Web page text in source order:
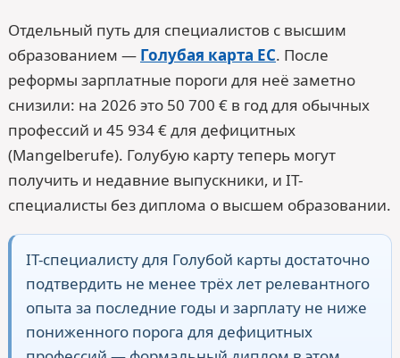
Отдельный путь для специалистов с высшим
образованием — Голубая карта ЕС. После
реформы зарплатные пороги для неё заметно
снизили: на 2026 это 50 700 € в год для обычных
профессий и 45 934 € для дефицитных
(Mangelberufe). Голубую карту теперь могут
получить и недавние выпускники, и IT-
специалисты без диплома о высшем образовании.
IT-специалисту для Голубой карты достаточно
подтвердить не менее трёх лет релевантного
опыта за последние годы и зарплату не ниже
пониженного порога для дефицитных